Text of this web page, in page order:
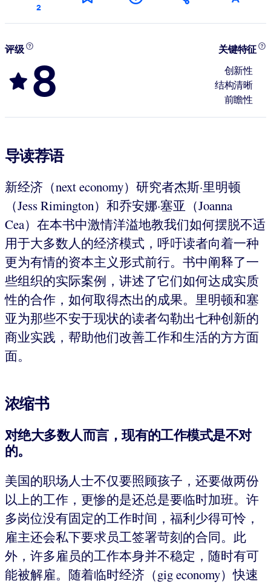
2
评级
8
关键特征
创新性
结构清晰
前瞻性
导读荐语
新经济（next economy）研究者杰斯·里明顿
（Jess Rimington）和乔安娜·塞亚（Joanna
Cea）在本书中激情洋溢地教我们如何摆脱不适
用于大多数人的经济模式，呼吁读者向着一种
更为有情的资本主义形式前行。书中阐释了一
些组织的实际案例，讲述了它们如何达成实质
性的合作，如何取得杰出的成果。里明顿和塞
亚为那些不安于现状的读者勾勒出七种创新的
商业实践，帮助他们改善工作和生活的方方面
面。
浓缩书
对绝大多数人而言，现有的工作模式是不对
的。
美国的职场人士不仅要照顾孩子，还要做两份
以上的工作，更惨的是还总是要临时加班。许
多岗位没有固定的工作时间，福利少得可怜，
雇主还会私下要求员工签署苛刻的合同。此
外，许多雇员的工作本身并不稳定，随时有可
能被解雇。随着临时经济（gig economy）快速